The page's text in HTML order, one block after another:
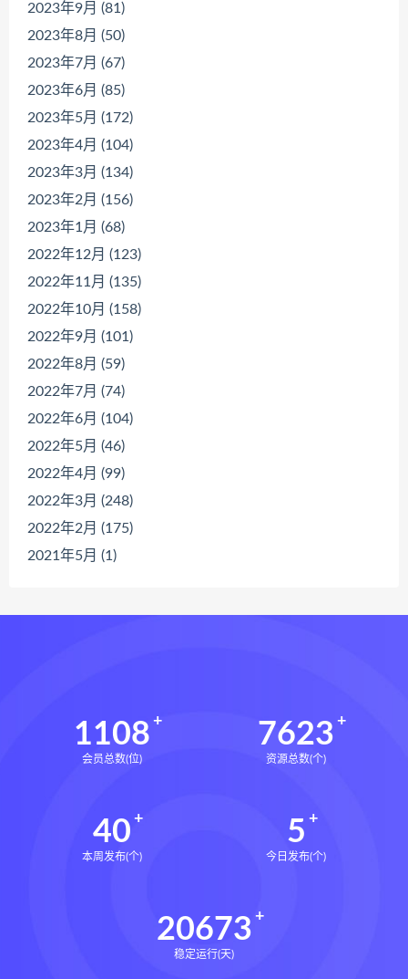
2023年9月 (81)
2023年8月 (50)
2023年7月 (67)
2023年6月 (85)
2023年5月 (172)
2023年4月 (104)
2023年3月 (134)
2023年2月 (156)
2023年1月 (68)
2022年12月 (123)
2022年11月 (135)
2022年10月 (158)
2022年9月 (101)
2022年8月 (59)
2022年7月 (74)
2022年6月 (104)
2022年5月 (46)
2022年4月 (99)
2022年3月 (248)
2022年2月 (175)
2021年5月 (1)
1108
会员总数(位)
7623
资源总数(个)
40
本周发布(个)
5
今日发布(个)
20673
稳定运行(天)